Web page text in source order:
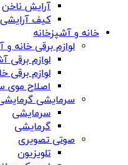
آرایش ناخن
کیف آرایشی
خانه و آشپزخانه
لوازم برقی خانه و
لوازم برقی
لوازم برقی
اصلاح موی
سرمایشی
سرمایشی
گرمایشی
صوتی تصویری
تلویزیون